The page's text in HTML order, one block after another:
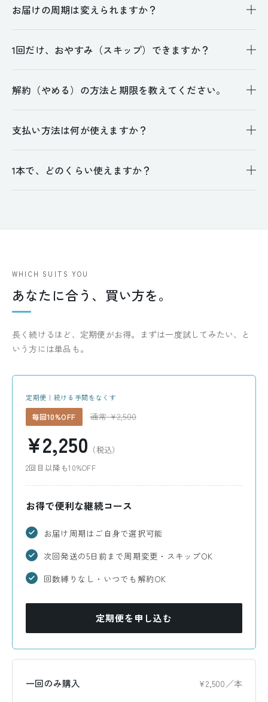
お届けの周期は変えられますか？
1回だけ、おやすみ（スキップ）できますか？
解約（やめる）の方法と期限を教えてください。
支払い方法は何が使えますか？
1本で、どのくらい使えますか？
WHICH SUITS YOU
あなたに合う、買い方を。
長く続けるほど、定期便がお得。まずは一度試してみたい、と
いう方には単品も。
定期便｜続ける手間をなくす
毎回10%OFF 通常 ¥2,500
¥2,250 （税込）
2回目以降も10%OFF
お得で便利な継続コース
お届け周期はご自身で選択可能
次回発送の5日前まで周期変更・スキップOK
回数縛りなし・いつでも解約OK
定期便を申し込む
一回のみ購入 ¥2,500／本